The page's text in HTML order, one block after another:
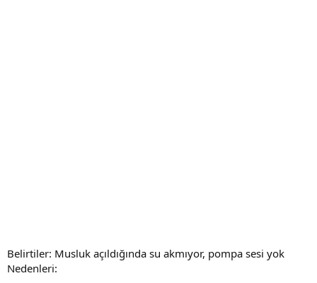
Belirtiler: Musluk açıldığında su akmıyor, pompa sesi yok
Nedenleri: